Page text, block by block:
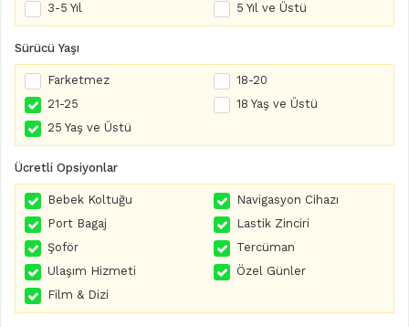
3-5 Yıl
5 Yıl ve Üstü
Sürücü Yaşı
Farketmez
18-20
21-25
18 Yaş ve Üstü
25 Yaş ve Üstü
Ücretli Opsiyonlar
Bebek Koltuğu
Navigasyon Cihazı
Port Bagaj
Lastik Zinciri
Şoför
Tercüman
Ulaşım Hizmeti
Özel Günler
Film & Dizi